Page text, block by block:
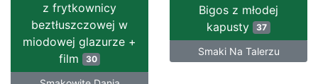
z frytkownicy
beztłuszczowej w
miodowej glazurze +
film
30
Bigos z młodej
kapusty 37
Smaki Na Talerzu